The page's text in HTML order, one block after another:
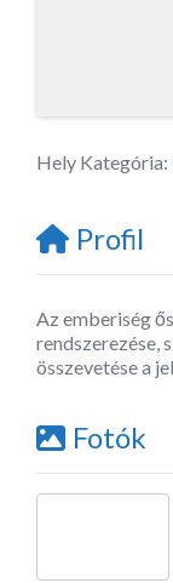
Hely Kategória:
Profil
Az emberiség
rendszerezése,
összevetése a
Fotók